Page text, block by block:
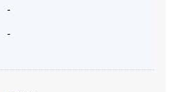
-
-